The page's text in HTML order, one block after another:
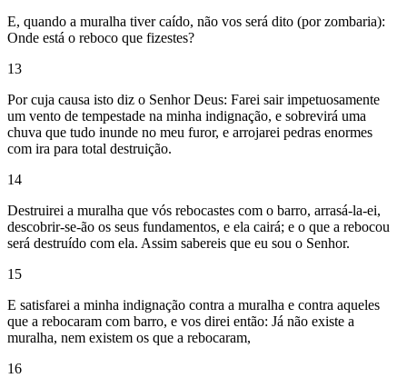
E, quando a muralha tiver caído, não vos será dito (por zombaria):
Onde está o reboco que fizestes?
13
Por cuja causa isto diz o Senhor Deus: Farei sair impetuosamente
um vento de tempestade na minha indignação, e sobrevirá uma
chuva que tudo inunde no meu furor, e arrojarei pedras enormes
com ira para total destruição.
14
Destruirei a muralha que vós rebocastes com o barro, arrasá-la-ei,
descobrir-se-ão os seus fundamentos, e ela cairá; e o que a rebocou
será destruído com ela. Assim sabereis que eu sou o Senhor.
15
E satisfarei a minha indignação contra a muralha e contra aqueles
que a rebocaram com barro, e vos direi então: Já não existe a
muralha, nem existem os que a rebocaram,
16